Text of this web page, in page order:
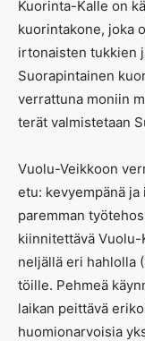
Kuorinta-Kalle on
kuorintakone, joka
irtonaisten tukkien
Suorapintainen
verrattuna moniin
terät valmistetaan
Vuolu-Veikkoon
etu: kevyempänä
paremman
kiinnitettävä
neljällä eri hahlolla
töille. Pehmeä
laikan peittävä
huomionarvoisia